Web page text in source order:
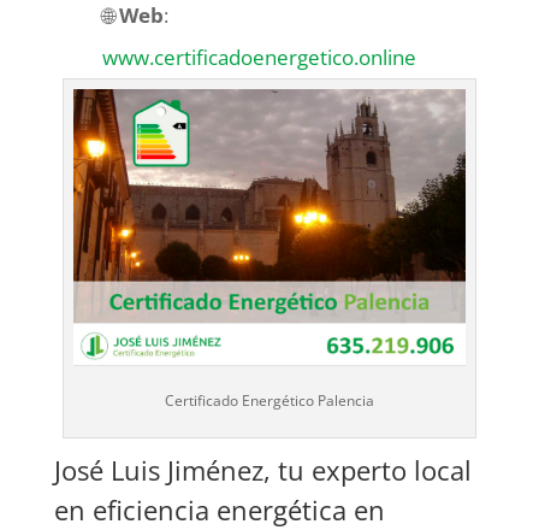
🌐Web:
www.certificadoenergetico.online
Certificado Energético Palencia
José Luis Jiménez, tu experto local
en eficiencia energética en